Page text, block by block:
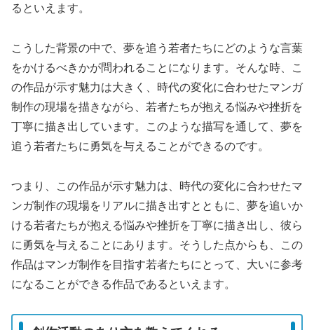
るといえます。
こうした背景の中で、夢を追う若者たちにどのような言葉
をかけるべきかが問われることになります。そんな時、こ
の作品が示す魅力は大きく、時代の変化に合わせたマンガ
制作の現場を描きながら、若者たちが抱える悩みや挫折を
丁寧に描き出しています。このような描写を通して、夢を
追う若者たちに勇気を与えることができるのです。
つまり、この作品が示す魅力は、時代の変化に合わせたマ
ンガ制作の現場をリアルに描き出すとともに、夢を追いか
ける若者たちが抱える悩みや挫折を丁寧に描き出し、彼ら
に勇気を与えることにあります。そうした点からも、この
作品はマンガ制作を目指す若者たちにとって、大いに参考
になることができる作品であるといえます。